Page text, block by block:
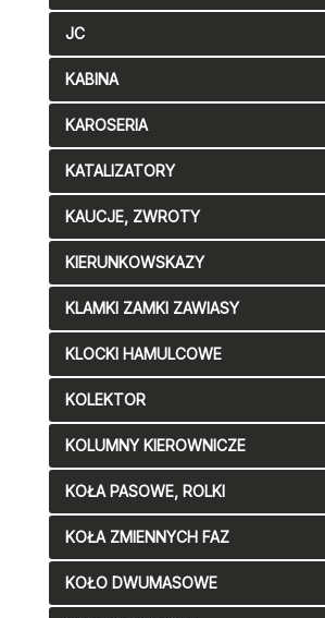
JC
KABINA
KAROSERIA
KATALIZATORY
KAUCJE, ZWROTY
KIERUNKOWSKAZY
KLAMKI ZAMKI ZAWIASY
KLOCKI HAMULCOWE
KOLEKTOR
KOLUMNY KIEROWNICZE
KOŁA PASOWE, ROLKI
KOŁA ZMIENNYCH FAZ
KOŁO DWUMASOWE